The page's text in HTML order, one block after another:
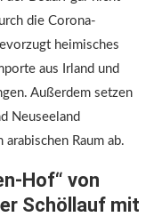
die Corona-
heimisches
aus Irland und
Außerdem setzen
Neuseeland
Raum ab.
Hof“ von
Schöllauf mit